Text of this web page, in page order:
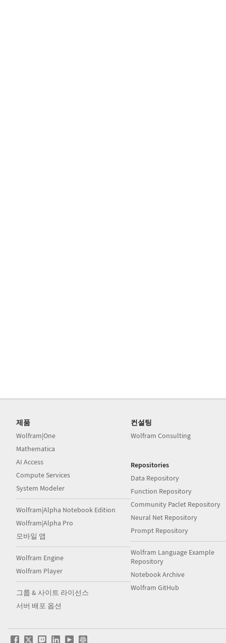
제품
Wolfram|One
Mathematica
AI Access
Compute Services
System Modeler
Wolfram|Alpha Notebook Edition
Wolfram|Alpha Pro
모바일 앱
Wolfram Engine
Wolfram Player
그룹 & 사이트 라이선스
서버 배포 옵션
컨설팅
Wolfram Consulting
Repositories
Data Repository
Function Repository
Community Paclet Repository
Neural Net Repository
Prompt Repository
Wolfram Language Example
Repository
Notebook Archive
Wolfram GitHub